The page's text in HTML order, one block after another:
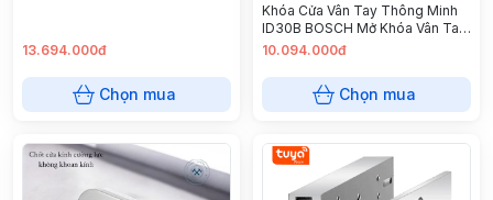
13.694.000đ
Chọn mua
Khóa Cửa Vân Tay Thông Minh
ID30B BOSCH Mở Khóa Vân Tay,
Thẻ Từ, Chìa Cơ, Mật Khẩu, Cảm
10.094.000đ
Chọn mua